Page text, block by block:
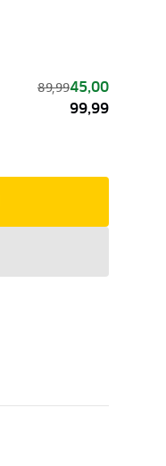
89,9945,00
99,99